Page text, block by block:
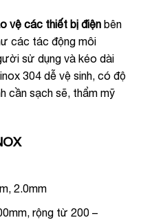
vệ các thiết bị điện bên
các tác động môi
sử dụng và kéo dài
304 dễ vệ sinh, có độ
cần sạch sẽ, thẩm mỹ
2.0mm
rộng từ 200 –